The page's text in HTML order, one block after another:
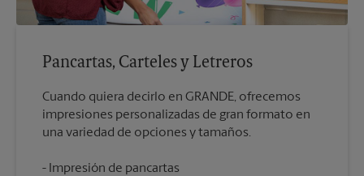
Pancartas, Carteles y Letreros
Cuando quiera decirlo en GRANDE, ofrecemos
impresiones personalizadas de gran formato en
Impresión de pancartas